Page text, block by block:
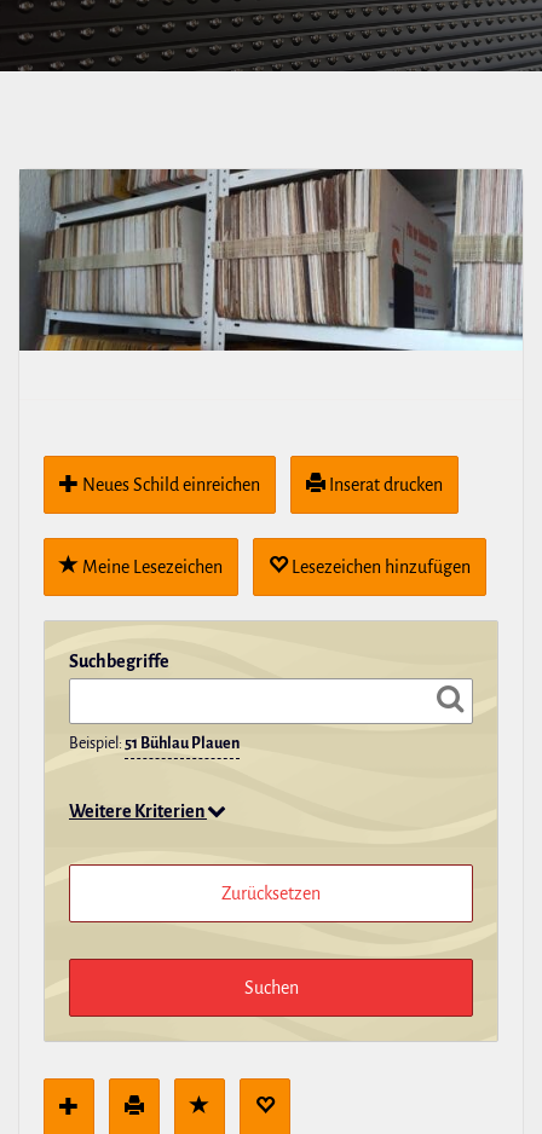
Neues Schild ein­rei­chen Inserat drucken
Meine Lese­zei­chen Lese­zei­chen hin­zu­fügen
Such­be­griffe
Beispiel: 51 Bühlau Plauen
Weitere Kriterien